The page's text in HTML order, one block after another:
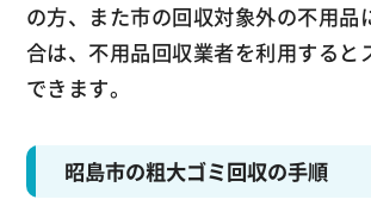
の方、また市の回収対象外の不用品
合は、不用品回収業者を利用すると
できます。
昭島市の粗大ゴミ回収の手順